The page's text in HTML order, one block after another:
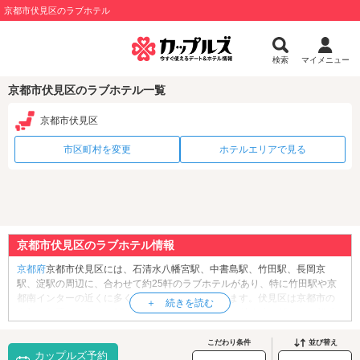
京都市伏見区のラブホテル
検索 マイメニュー
京都市伏見区のラブホテル一覧
京都市伏見区
市区町村を変更 ホテルエリアで見る
京都市伏見区のラブホテル情報
京都府京都市伏見区には、石清水八幡宮駅、中書島駅、竹田駅、長岡京
駅、淀駅の周辺に、合わせて約25軒のラブホテルがあり、特に竹田駅や京
都南インターの近くに多くのホテルが立地しています。伏見区は京都市の
南部に位置する人口約27万人の区。古くから良質な地下水を活かした酒造
所といえば、なんと言っても「
伏見稲荷大社」が有名です。こちらは1300
年以上の長きにわたり信仰を集める“お稲荷さん”の総本山。なかでも、鮮や
カップルズ予約
こだわり条件 並び替え